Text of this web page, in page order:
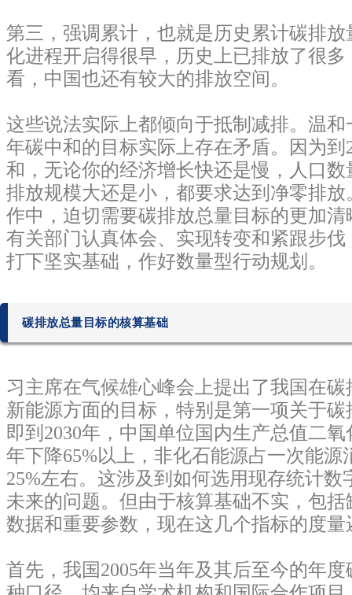
第三，强调累计，也就是历史累计碳排
化进程开启得很早，历史上已排放了很
看，中国也还有较大的排放空间。
这些说法实际上都倾向于抵制减排。温和
年碳中和的目标实际上存在矛盾。因为到
和，无论你的经济增长快还是慢，人口
排放规模大还是小，都要求达到净零排
作中，迫切需要碳排放总量目标的更加
有关部门认真体会、实现转变和紧跟步
打下坚实基础，作好数量型行动规划。
碳排放总量目标的核算基础
习主席在气候雄心峰会上提出了我国在
新能源方面的目标，特别是第一项关于
即到2030年，中国单位国内生产总值二
年下降65%以上，非化石能源占一次能源
25%左右。 这涉及到如何选用现存统计数
未来的问题。 但由于核算基础不实，包
数据和重要参数，现在这几个指标的度
首先，我国2005年当年及其后至今的年